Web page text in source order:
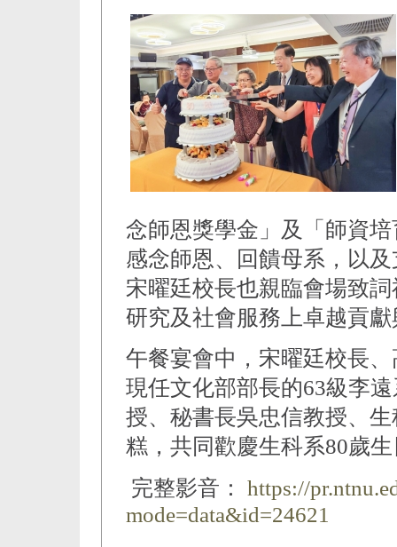
念師恩獎學金」及「師資
感念師恩、回饋母系，以
宋曜廷校長也親臨會場致
研究及社會服務上卓越貢
午餐宴會中，宋曜廷校長
現任文化部部長的63級李
授、秘書長吳忠信教授、
糕，共同歡慶生科系80歲
完整影音：
https://
mode=data&id=24621